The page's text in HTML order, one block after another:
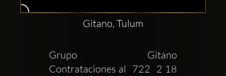
Gitano, Tulum
Grupo Gitano
Contrataciones al  722  2 18